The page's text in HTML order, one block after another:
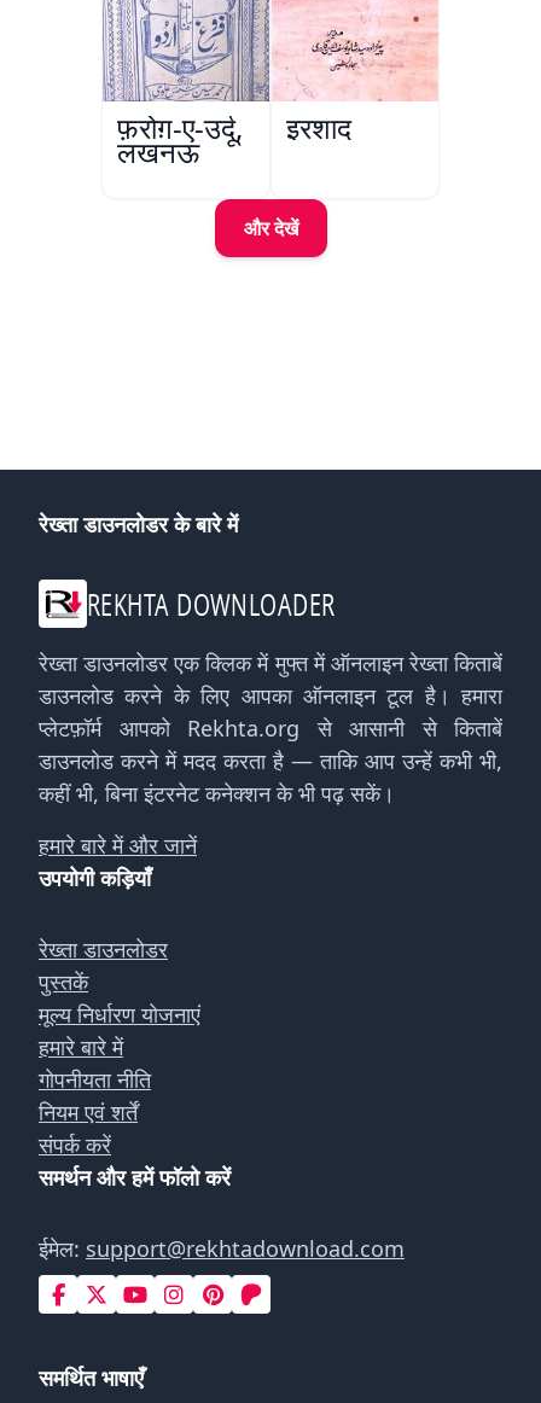
फ़रोग़-ए-उर्दू,
लखनऊ
इरशाद
और देखें
रेख्ता डाउनलोडर के बारे में
REKHTA DOWNLOADER
रेख्ता डाउनलोडर एक क्लिक में मुफ्त में ऑनलाइन रेख्ता किताबें
डाउनलोड करने के लिए आपका ऑनलाइन टूल है। हमारा
प्लेटफ़ॉर्म आपको Rekhta.org से आसानी से किताबें
डाउनलोड करने में मदद करता है — ताकि आप उन्हें कभी भी,
कहीं भी, बिना इंटरनेट कनेक्शन के भी पढ़ सकें।
हमारे बारे में और जानें
उपयोगी कड़ियाँ
रेख्ता डाउनलोडर
पुस्तकें
मूल्य निर्धारण योजनाएं
हमारे बारे में
गोपनीयता नीति
नियम एवं शर्तें
संपर्क करें
समर्थन और हमें फॉलो करें
ईमेल: support@rekhtadownload.com
समर्थित भाषाएँ